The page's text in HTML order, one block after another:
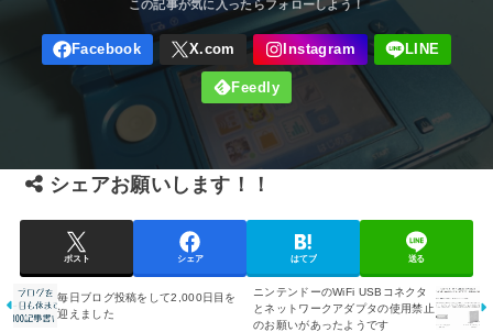
シェアお願いします！！
ポスト シェア はてブ 送る
ニンテンドーのWiFi USBコネクタ
とネットワークアダプタの使用禁止
のお願いがあったようです
毎日ブログ投稿をして2,000日目を
迎えました